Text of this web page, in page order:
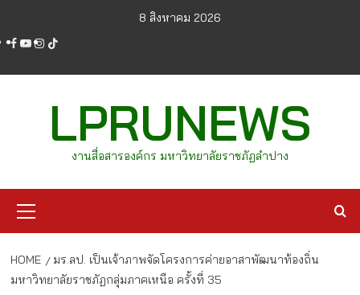
content
8 สิงหาคม 2026
facebook
youtube
instagram
tiktok
LPRUNEWS
งานสื่อสารองค์กร มหาวิทยาลัยราชภัฏลำปาง
Menu
HOME
มร.ลป. เป็นเจ้าภาพจัดโครงการค่ายอาสาพัฒนาท้องถิ่น
มหาวิทยาลัยราชภัฏกลุ่มภาคเหนือ ครั้งที่ 35